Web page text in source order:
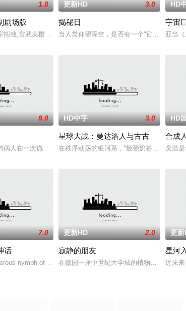
1.0
剧场版
拓哉,宫武美樱,大野瑞生,云母,草川拓弥,木野花,津川雅彦,宇野
更新HD 3.0
揭秘日
当人类仰望深空，是否有一个“它”也正在对
HD
宇宙
亚当
9.0
病人在一次诡异的事故中“切入”（No-clip）到了一个超越现实的
HD中字 3.0
星球大战：曼达洛人与古古
在秩序动荡的银河系，“最强奶爸”丁·贾伦
HD
合成人
吴浩
7.0
话
nymph of the forest
更新HD 2.0
寂静的朋友
在德国一座中世纪大学城的植物园中，一
更新
星河
近未来